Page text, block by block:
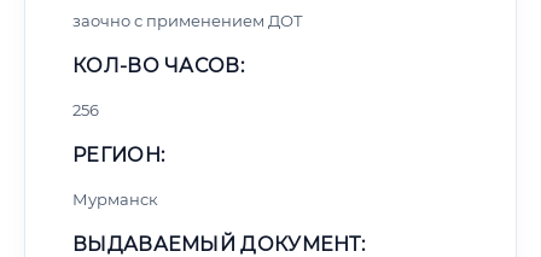
заочно с применением ДОТ
КОЛ-ВО ЧАСОВ:
256
РЕГИОН:
Мурманск
ВЫДАВАЕМЫЙ ДОКУМЕНТ: